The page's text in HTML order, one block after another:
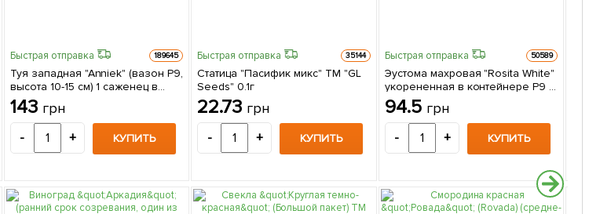
Быстрая отправка 189645
Туя западная "Anniek" (вазон Р9,
высота 10-15 см) 1 саженец в
упаковке
143 грн
- + КУПИТЬ
Быстрая отправка 35144
Статица "Пасифик микс" ТМ "GL
Seeds" 0.1г
22.73 грн
- + КУПИТЬ
Быстрая отправка 50589
Эустома махровая "Rosita White"
укорененная в контейнере Р9 1
саженец в упаковке
94.5 грн
- + КУПИТЬ